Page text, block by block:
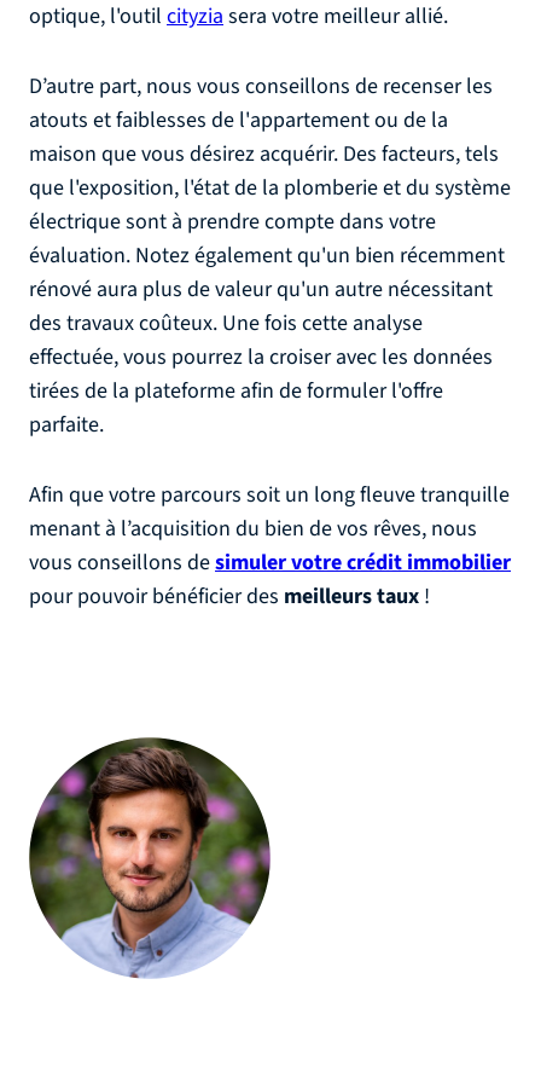
optique, l'outil cityziasera votre meilleur allié.
D’autre part, nous vous conseillons de recenser les
atouts et faiblesses de l'appartement ou de la
maison que vous désirez acquérir. Des facteurs, tels
que l'exposition, l'état de la plomberie et du système
électrique sont à prendre compte dans votre
évaluation. Notez également qu'un bien récemment
rénové aura plus de valeur qu'un autre nécessitant
des travaux coûteux. Une fois cette analyse
effectuée, vous pourrez la croiser avec les données
tirées de la plateforme afin de formuler l'offre
parfaite.
Afin que votre parcours soit un long fleuve tranquille
menant à l’acquisition du bien de vos rêves, nous
vous conseillons desimuler votre crédit immobilier
pour pouvoir bénéficier des meilleurs taux !